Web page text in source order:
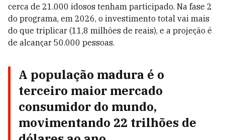
cerca de 21.000 idosos tenham participado. Na fase 2
do programa, em 2026, o investimento total vai mais
do que triplicar (11,8 milhões de reais), e a projeção é
de alcançar 50.000 pessoas.
A população madura é o
terceiro maior mercado
consumidor do mundo,
movimentando 22 trilhões de